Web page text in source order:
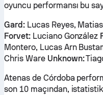
oyuncu performansı bu
Gard:Lucas Reyes,
Forvet:Luciano González
Montero, Lucas Arn
Chris Ware Unknown:
Atenas de Córdoba
son 10 maçından,